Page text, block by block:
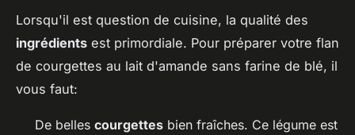
Lorsqu'il est question de cuisine, la qualité des
ingrédients est primordiale. Pour préparer votre flan
de courgettes au lait d'amande sans farine de blé, il
vous faut:
De belles courgettes bien fraîches. Ce légume est